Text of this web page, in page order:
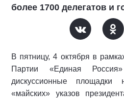
более 1700 делегатов и
В пятницу, 4 октября в
Партии «Единая
дискуссионные площадки
«майских» указов